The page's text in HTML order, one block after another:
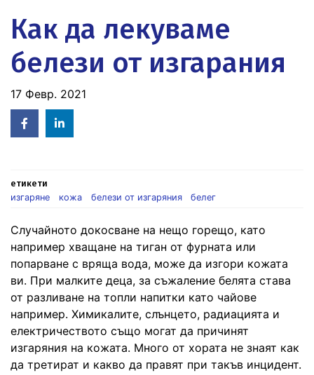
Как да лекуваме
белези от изгарания
17 Февр. 2021
Facebook
in
етикети
изгаряне
кожа белези от изгаряния белег
Случайното докосване на нещо горещо, като
например хващане на тиган от фурната или
попарване с вряща вода, може да изгори кожата
ви. При малките деца, за съжаление белята става
от разливане на топли напитки като чайове
например. Химикалите, слънцето, радиацията и
електричеството също могат да причинят
изгаряния на кожата. Много от хората не знаят как
да третират и какво да правят при такъв инцидент.